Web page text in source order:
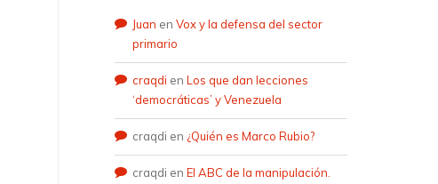
Juan en Vox y la defensa del sector
primario
craqdi en Los que dan lecciones
‘democráticas’ y Venezuela
craqdi en ¿Quién es Marco Rubio?
craqdi en El ABC de la manipulación.